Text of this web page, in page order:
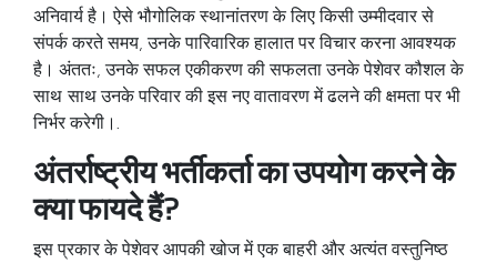
अनिवार्य है। ऐसे भौगोलिक स्थानांतरण के लिए किसी उम्मीदवार से
संपर्क करते समय, उनके पारिवारिक हालात पर विचार करना आवश्यक
है। अंततः, उनके सफल एकीकरण की सफलता उनके पेशेवर कौशल के
साथ-साथ उनके परिवार की इस नए वातावरण में ढलने की क्षमता पर भी
निर्भर करेगी।.
अंतर्राष्ट्रीय भर्तीकर्ता का उपयोग करने के
क्या फायदे हैं?
इस प्रकार के पेशेवर आपकी खोज में एक बाहरी और अत्यंत वस्तुनिष्ठ